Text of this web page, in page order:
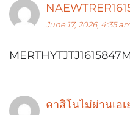
June 17, 2026, 4:35
คาสิโนไม่ผ่านเอ